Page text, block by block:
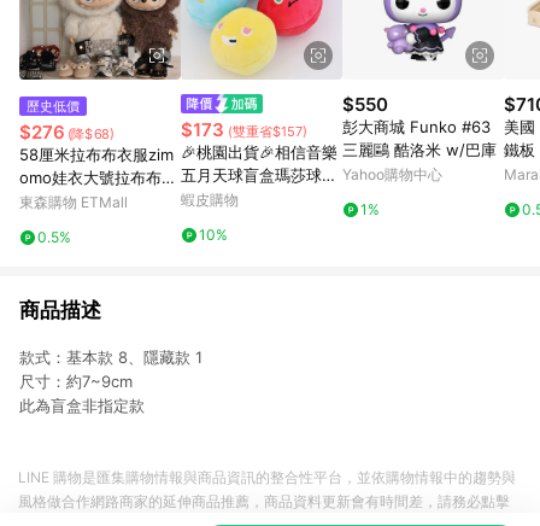
歷史低價
$276 (降$68)
58厘米拉布布衣服zim
omo娃衣大號拉布布衣
服小香風娃衣玩偶鞋子
東森購物 ETMall
0.5%
$173 (雙重省$157)
🎉桃園出貨🎉相信音樂
五月天球盲盒瑪莎球五
球演唱會明星周邊552
蝦皮購物
10%
$550
彭大商城 Funko #63
三麗鷗 酷洛米 w/巴庫
Yahoo購物中心
1%
美國
鐵板
商品描述
款式：基本款 8、隱藏款 1
尺寸：約7~9cm
此為盲盒非指定款
LINE 購物是匯集購物情報與商品資訊的整合性平台，並依購物情報中的趨勢與
風格做合作網路商家的延伸商品推薦，商品資料更新會有時間差，請務必點擊